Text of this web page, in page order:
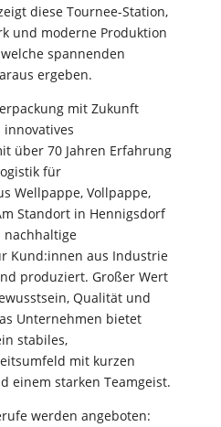
diese Tournee-Station,
und moderne Produktion
spannenden
ergeben.
mit Zukunft
innovatives
über 70 Jahren Erfahrung
für
Wellpappe, Vollpappe,
Standort in Hennigsdorf
Kund:innen aus Industrie
produziert. Großer Wert
Qualität und
Unternehmen bietet
stabiles,
mit kurzen
einem starken Teamgeist.
werden angeboten: